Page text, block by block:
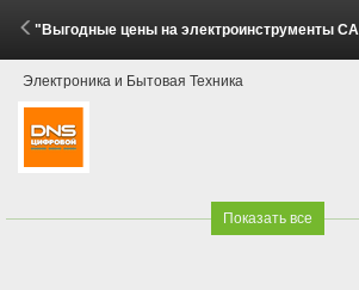
"Выгодные цены на электроинструменты CAT!" (29 Мая - 15 Июня 2026)
Электроника и Бытовая Техника
Показать все